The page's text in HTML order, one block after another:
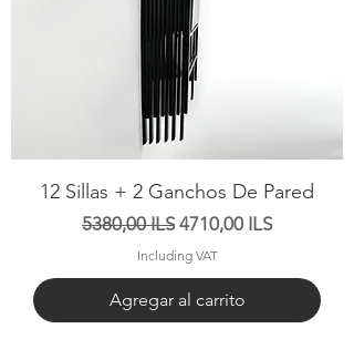
12 Sillas + 2 Ganchos De Pared
Precio
5380,00 ILS Precio de oferta
4710,00 ILS
Including VAT
Agregar al carrito